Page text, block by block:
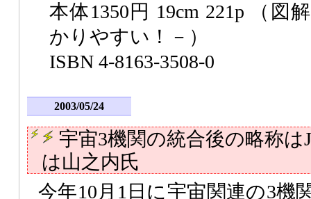
本体1350円 19cm 221p （図
かりやすい！－）
ISBN 4-8163-3508-0
2003/05/24
宇宙3機関の統合後の略称
は山之内氏
今年10月1日に宇宙関連の3機